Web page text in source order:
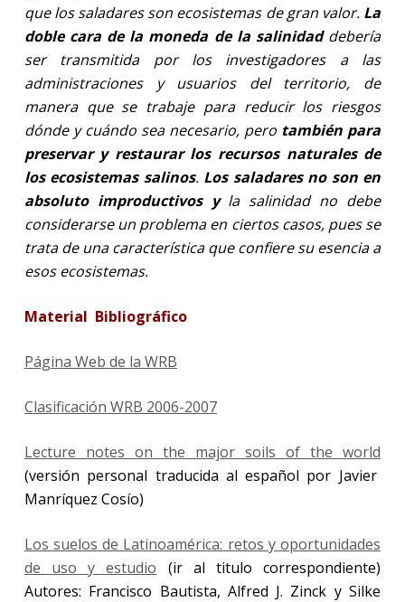
que los saladares son ecosistemas de gran valor. La
doble cara de la moneda de la salinidaddebería
ser transmitida por los investigadores a las
administraciones y usuarios del territorio, de
manera que se trabaje para reducir los riesgos
dónde y cuándo sea necesario, pero también para
preservar y restaurar los recursos naturales de
los ecosistemas salinos. Los saladares no son en
absoluto improductivos yla salinidad no debe
considerarse un problema en ciertos casos, pues se
trata de una característica que confiere su esencia a
esos ecosistemas.
Material Bibliográfico
Página Web de la WRB
Clasificación WRB 2006-2007
Lecture notes on the major soils of the world
(versión personal traducida al español por Javier
Manríquez Cosío)
Los suelos de Latinoamérica: retos y oportunidades
de uso y estudio (ir al titulo correspondiente)
Autores: Francisco Bautista, Alfred J. Zinck y Silke